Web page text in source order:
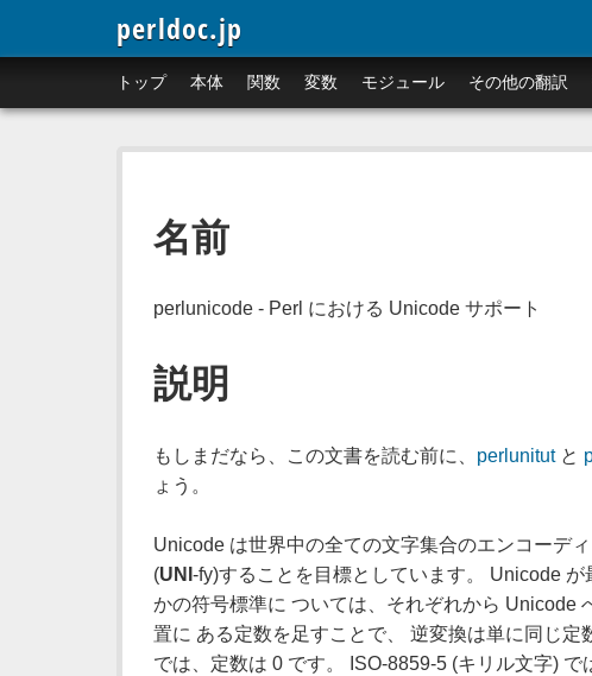
perldoc.jp
トップ 本体 関数 変数 モジュール その他の翻訳
名前
perlunicode - Perl における Unicode サポート
説明
もしまだなら、この文書を読む前に、 perlunitutと
ょう。
Unicode は世界中の全ての文字集合のエンコーデ
(UNI -fy)することを目標としています。 Unicode
かの符号標準に ついては、それぞれから Unicode
置に ある定数を足すことで、 逆変換は単に同じ
では、定数は 0 です。 ISO-8859-5 (キリル文字)